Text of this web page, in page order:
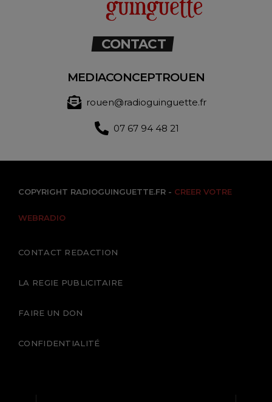
CONTACT
MEDIACONCEPTROUEN
rouen@radioguinguette.fr
07 67 94 48 21
COPYRIGHT RADIOGUINGUETTE.FR - CREER VOTRE
WEBRADIO
CONTACT REDACTION
LA REGIE PUBLICITAIRE
FAIRE UN DON
CONFIDENTIALITÉ